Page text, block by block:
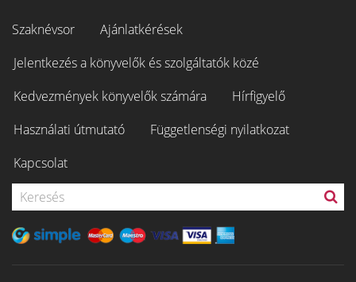
Szaknévsor
Ajánlatkérések
Jelentkezés a könyvelők és szolgáltatók közé
Kedvezmények könyvelők számára
Hírfigyelő
Használati útmutató
Függetlenségi nyilatkozat
Kapcsolat